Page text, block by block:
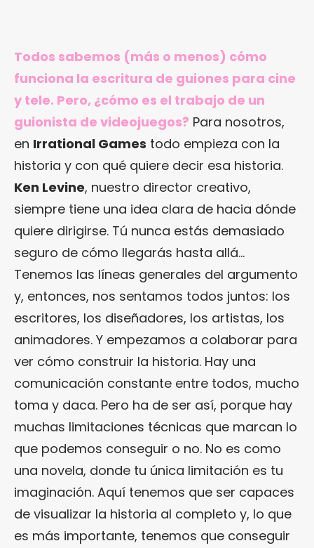
Todos sabemos (más o menos) cómo
funciona la escritura de guiones para cine
y tele. Pero, ¿cómo es el trabajo de un
guionista de videojuegos? Para nosotros,
en Irrational Games todo empieza con la
historia y con qué quiere decir esa historia.
Ken Levine, nuestro director creativo,
siempre tiene una idea clara de hacia dónde
quiere dirigirse. Tú nunca estás demasiado
seguro de cómo llegarás hasta allá…
Tenemos las líneas generales del argumento
y, entonces, nos sentamos todos juntos: los
escritores, los diseñadores, los artistas, los
animadores. Y empezamos a colaborar para
ver cómo construir la historia. Hay una
comunicación constante entre todos, mucho
toma y daca. Pero ha de ser así, porque hay
muchas limitaciones técnicas que marcan lo
que podemos conseguir o no. No es como
una novela, donde tu única limitación es tu
imaginación. Aquí tenemos que ser capaces
de visualizar la historia al completo y, lo que
es más importante, tenemos que conseguir